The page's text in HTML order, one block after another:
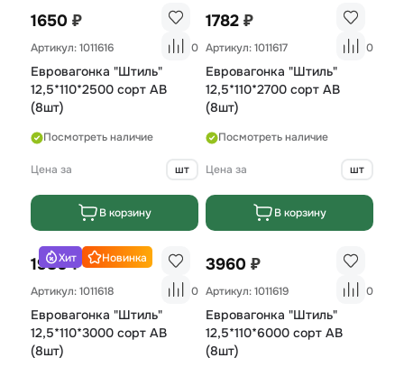
1650 ₽
Артикул: 1011616 0
Евровагонка "Штиль"
12,5*110*2500 сорт AB
(8шт)
Посмотреть наличие
Цена за шт
В корзину
1782 ₽
Артикул: 1011617 0
Евровагонка "Штиль"
12,5*110*2700 сорт AB
(8шт)
Посмотреть наличие
Цена за шт
В корзину
Хит Новинка
1980₽
Артикул: 1011618 0
Евровагонка "Штиль"
12,5*110*3000 сорт AB
(8шт)
3960 ₽
Артикул: 1011619 0
Евровагонка "Штиль"
12,5*110*6000 сорт AB
(8шт)